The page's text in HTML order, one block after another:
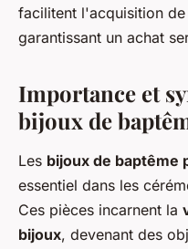
facilitent l'acquisition
garantissant un achat
Importance et
bijoux de
Les bijoux de baptême
essentiel dans les
Ces pièces incarnent la
bijoux, devenant des